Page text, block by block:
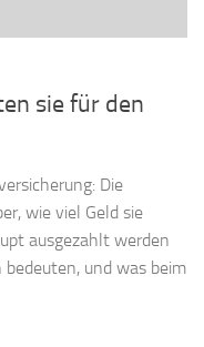
sie für den
Die
wie viel Geld sie
ausgezahlt werden
und was beim